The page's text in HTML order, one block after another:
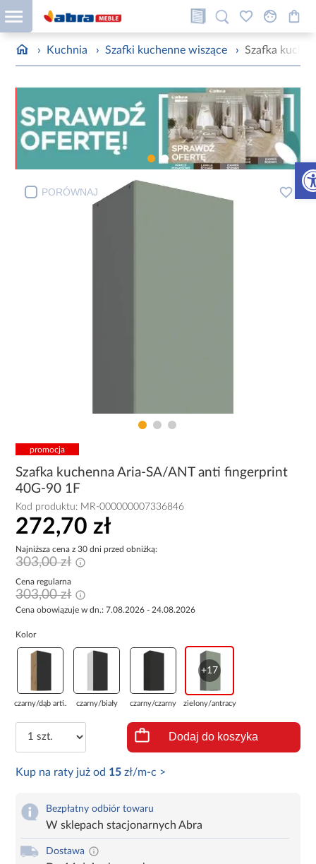
› Kuchnia › Szafki kuchenne wiszące › Szafka
PORÓWNAJ
promocja
Szafka kuchenna Aria-SA/ANT anti fingerprint
40G-90 1F
Kod produktu: MR-000000007336846
272,70 zł
Najniższa cena z 30 dni przed obniżką:
303,00 zł
Cena regularna
303,00 zł
Cena obowiązuje w dn.: 7.08.2026 - 24.08.2026
Kolor
czarny/dąb arti... czarny/biały czarny/czarny
+17
zielony/antracyt
Dodaj do koszyka
Kup na raty już od 15 zł/m-c >
Bezpłatny odbiór towaru
W sklepach stacjonarnych Abra
Dostawa